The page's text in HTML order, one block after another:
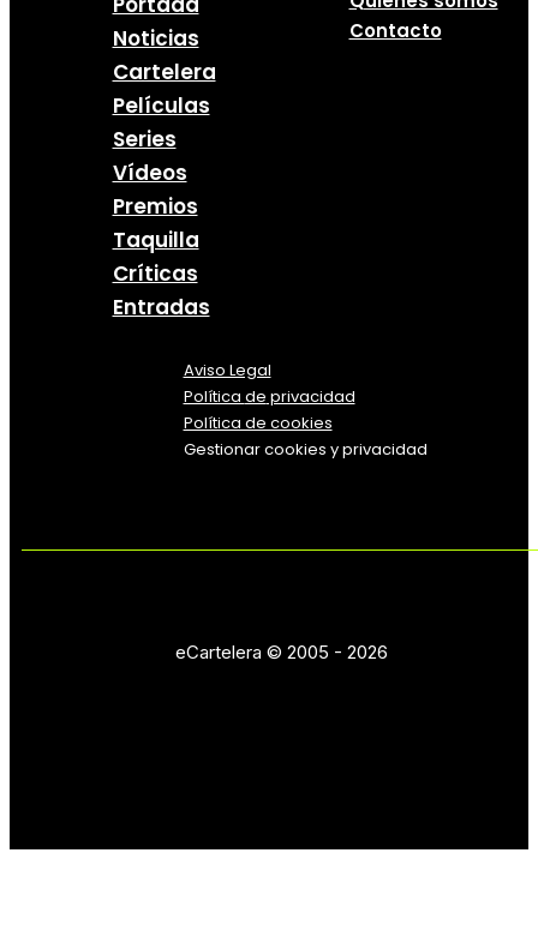
Noticias
Cartelera
Películas
Series
Vídeos
Premios
Taquilla
Críticas
Entradas
Contacto
Aviso Legal
Política de privacidad
Política de cookies
Gestionar cookies y privacidad
eCartelera © 2005 - 2026